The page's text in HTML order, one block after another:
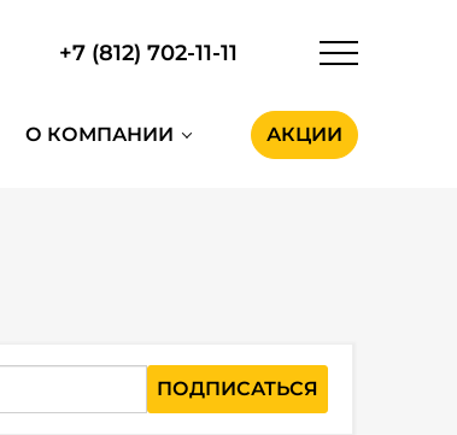
+7 (812) 702-11-11
О КОМПАНИИ АКЦИИ